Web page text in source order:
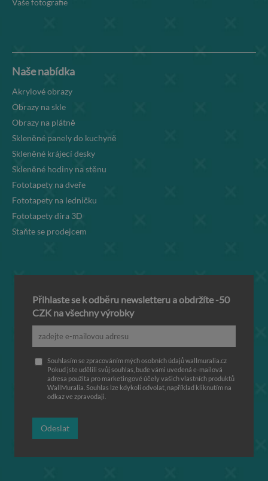
Vaše fotografie
Naše nabídka
Akrylové obrazy
Obrazy na skle
Obrazy na plátně
Skleněné panely do kuchyně
Skleněné krájecí desky
Skleněné hodiny na stěnu
Fototapety na dveře
Fototapety na ledničku
Fototapety díra 3D
Staňte se prodejcem
Přihlaste se k odběru newsletteru a obdržíte -50
CZK na všechny výrobky
Souhlasím se zpracováním mých osobních údajů wallmuralia.cz
Pokud jste udělili svůj souhlas, bude vámi uvedená e-mailová
adresa použita pro marketingové účely vašich vlastních produktů
WallMuralia. Souhlas lze kdykoli odvolat, například kliknutím na
odkaz ve zpravodaji.
Odeslat